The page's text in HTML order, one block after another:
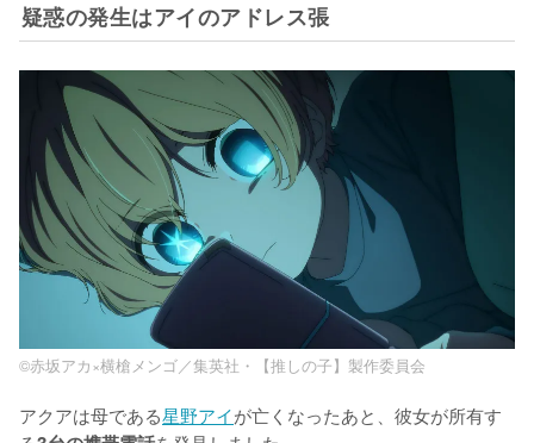
疑惑の発生はアイのアドレス張
©赤坂アカ×横槍メンゴ／集英社・【推しの子】製作委員会
アクアは母である星野アイが亡くなったあと、彼女が所有す